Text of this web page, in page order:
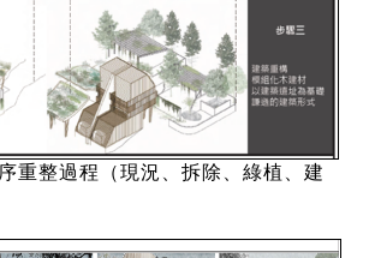
重整過程（現況、拆除、綠植、建